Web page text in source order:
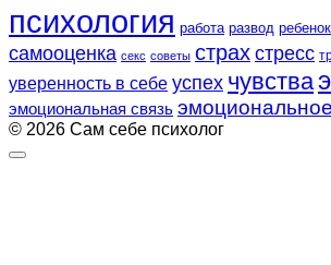
психология работа развод ребенок
самооценка секс советы страхстресс
уверенность в себе успех чувства
эмоциональная связь
© 2026 Сам себе психолог